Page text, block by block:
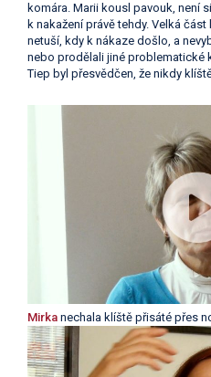
komára. Marii kousl pavouk, není
k nakažení právě tehdy. Velká
netuší, kdy k nákaze došlo, a
nebo prodělali jiné problematické
Tiep byl přesvědčen, že nikdy
Mirka nechala klíště přisáté přes